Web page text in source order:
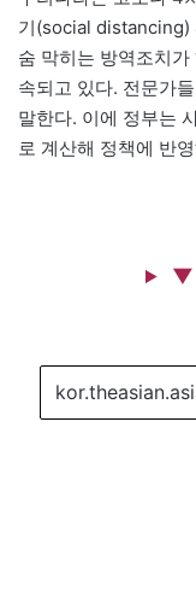
기(social distancing)
숨 막히는 방역조치가
속되고 있다. 전문가
말한다. 이에 정부는
로 계산해 정책에 반
▼